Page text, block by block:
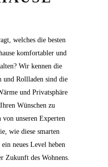
welches die besten
komfortabler und
Wir kennen die
und Rollladen sind die
und Privatsphäre
Wünschen zu
von unseren Experten
wie diese smarten
neues Level heben
Zukunft des Wohnens.